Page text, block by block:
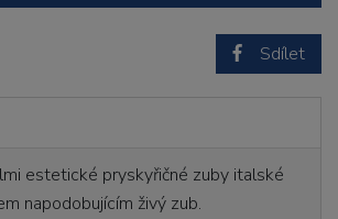
Sdílet
estetické pryskyřičné zuby italské
napodobujícím živý zub.